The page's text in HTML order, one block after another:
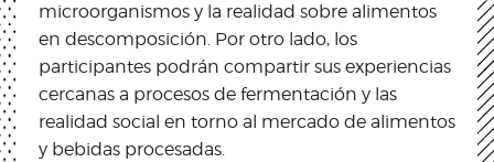
microorganismos y la realidad sobre alimentos
en descomposición. Por otro lado, los
participantes podrán compartir sus experiencias
cercanas a procesos de fermentación y las
realidad social en torno al mercado de alimentos
y bebidas procesadas.